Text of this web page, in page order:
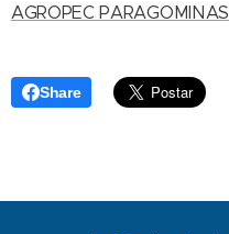
AGROPEC PARAGOMINAS
Share